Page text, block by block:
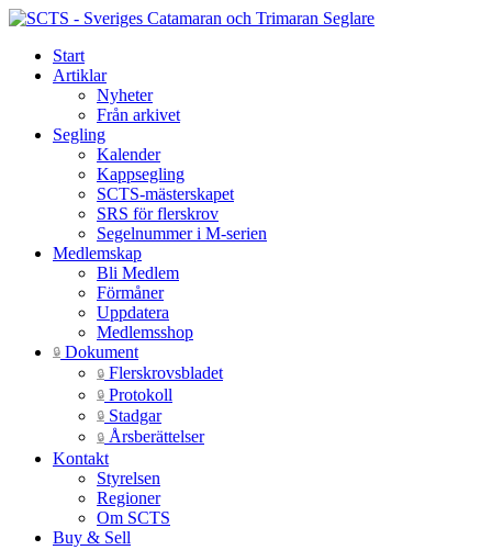
Start
Artiklar
Nyheter
Från arkivet
Segling
Kalender
Kappsegling
SCTS-mästerskapet
SRS för flerskrov
Segelnummer i M-serien
Medlemskap
Bli Medlem
Förmåner
Uppdatera
Medlemsshop
🔒 Dokument
🔒 Flerskrovsbladet
🔒 Protokoll
🔒 Stadgar
🔒 Årsberättelser
Kontakt
Styrelsen
Regioner
Om SCTS
Buy & Sell